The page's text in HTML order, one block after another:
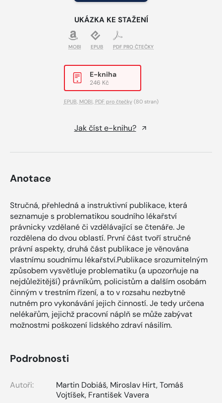
UKÁZKA KE STAŽENÍ
MOBI EPUB PDF PRO ČTEČKY
E-kniha
246 Kč
EPUB MOBI PDF pro čtečky(80 stran)
Jak číst e-knihu?
Anotace
Stručná, přehledná a instruktivní publikace, která
seznamuje s problematikou soudního lékařství
právnicky vzdělané či vzdělávající se čtenáře. Je
rozdělena do dvou oblastí. První část tvoří stručné
právní aspekty, druhá část publikace je věnována
vlastnímu soudnímu lékařství.Publikace srozumitelným
způsobem vysvětluje problematiku (a upozorňuje na
nejdůležitější) právníkům, policistům a dalším osobám
činným v trestním řízení, a to v rozsahu nezbytně
nutném pro vykonávání jejich činností. Je tedy určena
nelékařům, jejichž pracovní náplň se může zabývat
možnostmi poškození lidského zdraví násilím.
Podrobnosti
Autoři: Martin Dobiáš, Miroslav Hirt,Tomáš
Vojtíšek, František Vavera